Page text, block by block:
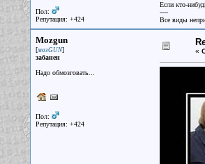
Пол:
Репутация: +424
Если кто-
----
Все виды
Mozgun
[мозGUN]
забанен
Надо обмозговать...
Пол:
Репутация: +424
«